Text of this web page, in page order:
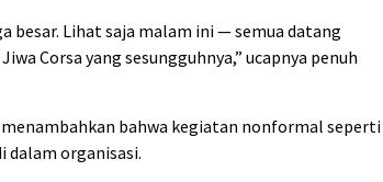
besar. Lihat saja malam ini — semua datang
Corsa yang sesungguhnya,” ucapnya penuh
bahwa kegiatan nonformal seperti
dalam organisasi.